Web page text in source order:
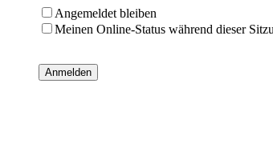
Angemeldet bleiben
Meinen Online-Status während dieser